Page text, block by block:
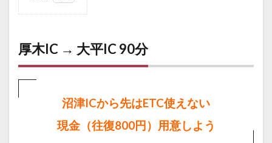
0.1
大平
厚木IC → 大平IC 90分
沼津ICから先はETC使えない
現金（往復800円）用意しよう